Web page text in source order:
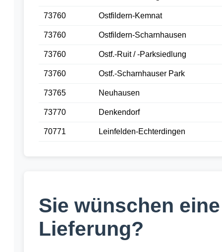
73760 Ostfildern-Kemnat
73760 Ostfildern-Scharnhausen
73760 Ostf.-Ruit / -Parksiedlung
73760 Ostf.-Scharnhauser Park
73765 Neuhausen
73770 Denkendorf
70771 Leinfelden-Echterdingen
Sie wünschen
Lieferung?